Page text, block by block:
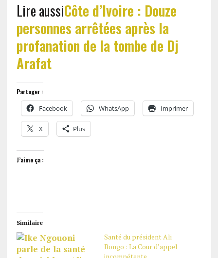
Lire aussiCôte d’Ivoire : Douze
personnes arrêtées après la
profanation de la tombe de Dj
Arafat
Partager :
Facebook WhatsApp Imprimer
X Plus
J’aime ça :
Similaire
Santé du président Ali
Bongo : La Cour d’appel